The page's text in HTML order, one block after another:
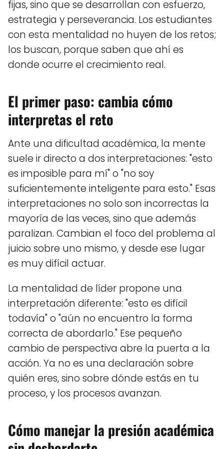
fijas, sino que se desarrollan con esfuerzo,
estrategia y perseverancia. Los estudiantes
con esta mentalidad no huyen de los retos;
los buscan, porque saben que ahí es
donde ocurre el crecimiento real.
El primer paso: cambia cómo
interpretas el reto
Ante una dificultad académica, la mente
suele ir directo a dos interpretaciones: "esto
es imposible para mí" o "no soy
suficientemente inteligente para esto." Esas
interpretaciones no solo son incorrectas la
mayoría de las veces, sino que además
paralizan. Cambian el foco del problema al
juicio sobre uno mismo, y desde ese lugar
es muy difícil actuar.
La mentalidad de líder propone una
interpretación diferente: "esto es difícil
todavía" o "aún no encuentro la forma
correcta de abordarlo." Ese pequeño
cambio de perspectiva abre la puerta a la
acción. Ya no es una declaración sobre
quién eres, sino sobre dónde estás en tu
proceso, y los procesos avanzan.
Cómo manejar la presión académica